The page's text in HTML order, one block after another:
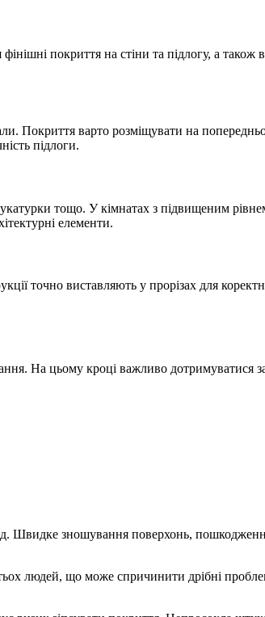
покриття на стіни та підлогу, а також
Покриття варто розміщувати на
підлоги.
тощо. У кімнатах з підвищеним
елементи.
точно виставляють у прорізах для
На цьому кроці важливо дотримуватися
Швидке зношування поверхонь,
людей, що може спричинити дрібні